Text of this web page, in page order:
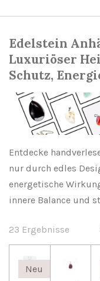
Edelstein
Luxuriöser
Schutz,
Entdecke
nur durch edles
energetische
innere Balance und
23 Ergebnisse
Neu